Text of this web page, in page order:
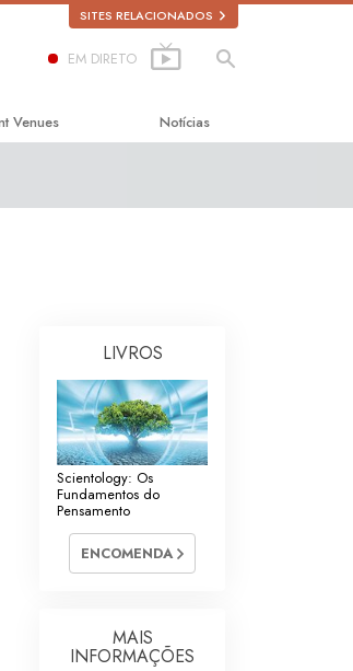
SITES RELACIONADOS
EM DIRETO
Venues Notícias
LIVROS
Scientology: Os
Fundamentos do
Pensamento
ENCOMENDA
MAIS
INFORMAÇÕES